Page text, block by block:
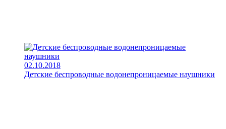
02.10.2018
Детские беспроводные водонепроницаемые наушники